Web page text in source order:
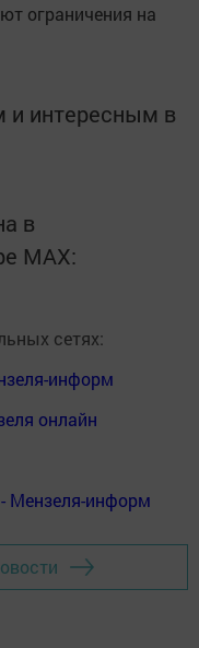
ограничения на
интересным в
в
MАХ:
сетях:
информ
онлайн
Мензеля-информ